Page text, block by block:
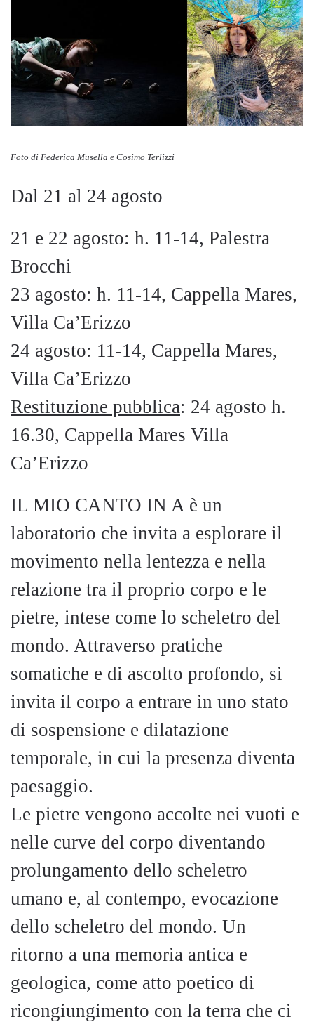
Foto di Federica Musella e Cosimo Terlizzi
Dal 21 al 24 agosto
21 e 22 agosto: h. 11-14, Palestra
Brocchi
23 agosto: h. 11-14, Cappella Mares,
Villa Ca’Erizzo
24 agosto: 11-14, Cappella Mares,
Villa Ca’Erizzo
Restituzione pubblica: 24 agosto h.
16.30, Cappella Mares Villa
Ca’Erizzo
IL MIO CANTO IN A è un
laboratorio che invita a esplorare il
movimento nella lentezza e nella
relazione tra il proprio corpo e le
pietre, intese come lo scheletro del
mondo. Attraverso pratiche
somatiche e di ascolto profondo, si
invita il corpo a entrare in uno stato
di sospensione e dilatazione
temporale, in cui la presenza diventa
paesaggio.
Le pietre vengono accolte nei vuoti e
nelle curve del corpo diventando
prolungamento dello scheletro
umano e, al contempo, evocazione
dello scheletro del mondo. Un
ritorno a una memoria antica e
geologica, come atto poetico di
ricongiungimento con la terra che ci